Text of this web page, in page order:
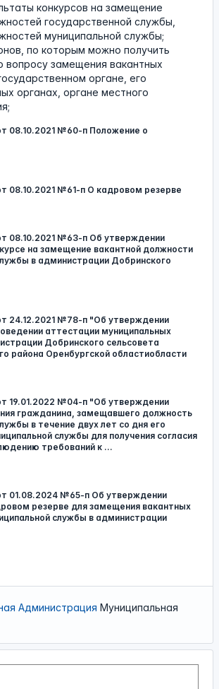
конкурсов на замещение
государственной службы,
муниципальной службы;
по которым можно получить
замещения вакантных
органе, его
органах, органе местного
08.10.2021 №60-п Положение о
08.10.2021 №61-п О кадровом резерве
08.10.2021 №63-п Об утверждении
на замещение вакантной должности
в администрации Добринского
24.12.2021 №78-п "Об утверждении
аттестации муниципальных
Добринского сельсовета
района Оренбургской областиобласти
19.01.2022 №04-п "Об утверждении
гражданина, замещавшего должность
в течение двух лет со дня его
службы для получения согласия
требований к ...
01.08.2024 №65-п Об утверждении
резерве для замещения вакантных
службы в администрации
Администрация Муниципальная